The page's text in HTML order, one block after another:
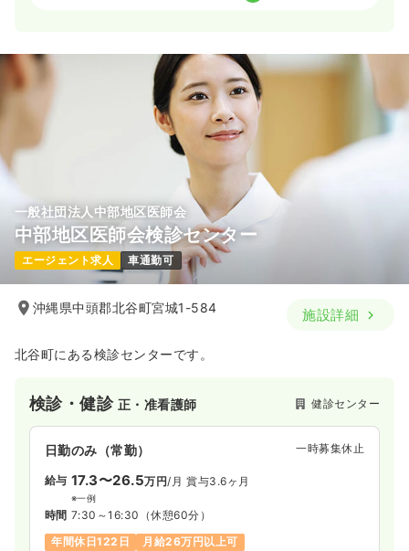
万円 /月
（休憩60分）
月給40万円以上可
詳細を見る
一般社団法人中部地区医師会
中部地区医師会検診センター
エージェント求人 車通勤可
沖縄県中頭郡北谷町宮城1-584 施設詳細
北谷町にある検診センターです。
検診・健診 正・准看護師 健診センター
日勤のみ（常勤） 一時募集休止
給与 17.3〜26.5万円/月 賞与3.6ヶ月
※一例
時間 7:30～16:30 （休憩60分）
年間休日122日
月給26万円以上可